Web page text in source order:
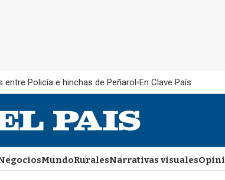
entre Policía e hinchas de Peñarol En Clave País
MundoRuralesNarrativas visuales